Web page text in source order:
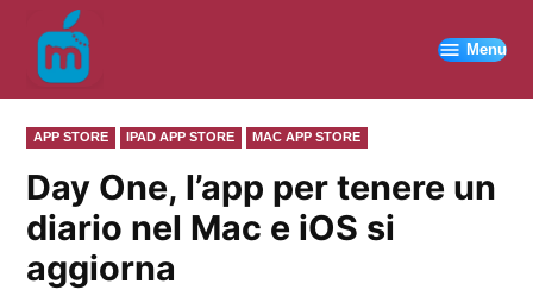
contenuto
Menu
PUBBLICATO
IN
APP STORE IPAD APP STORE MAC APP STORE
Day One, l’app per tenere un
diario nel Mac e iOS si
aggiorna